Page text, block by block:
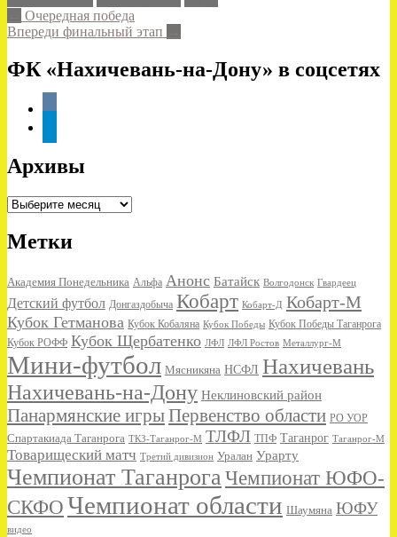
Post
navigation
Очередная победа
Впереди финальный этап
ФК «Нахичевань-на-Дону» в соцсетях
Архивы
Архивы
Метки
Академия Понедельника Альфа Анонс Батайск Волгодонск Гвардеец
Детский футбол Донгаздобыча Кобарт Кобарт-Д Кобарт-М
Кубок Гетманова Кубок Кобаляна Кубок Победы Кубок Победы Таганрога
Кубок РОФФ Кубок Щербатенко ЛФЛ ЛФЛ Ростов Металлург-М
Мини-футбол Мясникяна НСФЛ Нахичевань
Нахичевань-на-Дону Неклиновский район
Панармянские игрыПервенство области РО УОР
Спартакиада Таганрога ТКЗ-Таганрог-М ТЛФЛ ТПФ Таганрог Таганрог-М
Товарищеский матч Третий дивизион Уралан Урарту
Чемпионат ТаганрогаЧемпионат ЮФО-
СКФОЧемпионат области Шаумяна ЮФУ
видео